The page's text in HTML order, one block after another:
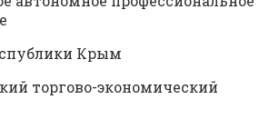
Крым
торгово-экономический